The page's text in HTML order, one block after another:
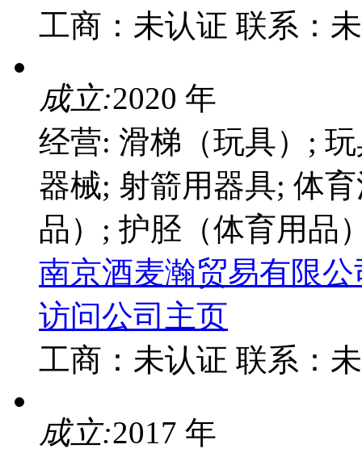
工商： 未认证 联系：
成立:2020 年
经营: 滑梯（玩具）;
器械; 射箭用器具; 体
品）; 护胫（体育用品
南京酒麦瀚贸易有限公
访问公司主页
工商： 未认证 联系：
成立:2017 年